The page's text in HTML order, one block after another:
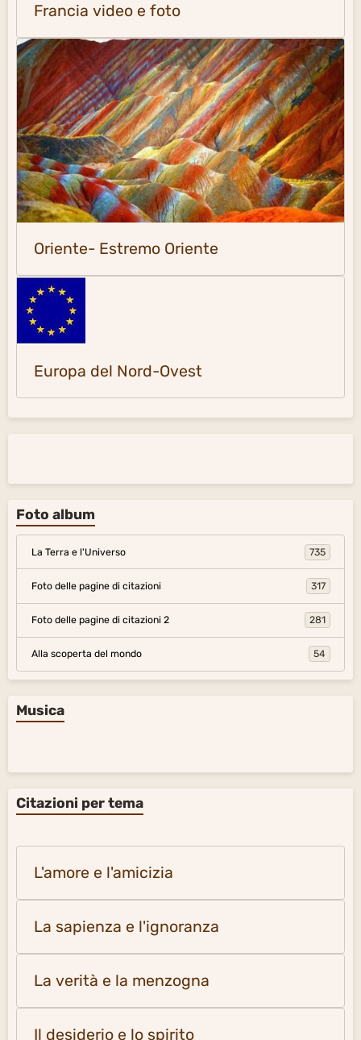
Francia video e foto
Oriente- Estremo Oriente
Europa del Nord-Ovest
Foto album
La Terra e l'Universo 735
Foto delle pagine di citazioni 317
Foto delle pagine di citazioni 2 281
Alla scoperta del mondo 54
Musica
Citazioni per tema
L'amore e l'amicizia
La sapienza e l'ignoranza
La verità e la menzogna
Il desiderio e lo spirito